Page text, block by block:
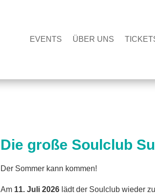
EVENTS ÜBER UNS
Die große Soulclub
Der Sommer kann kommen!
Am 11. Juli 2026lädt der Soulclub wieder